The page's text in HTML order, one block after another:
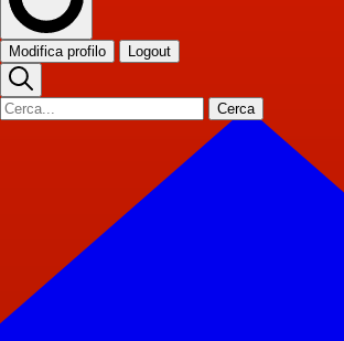
Modifica profilo Logout
Cerca